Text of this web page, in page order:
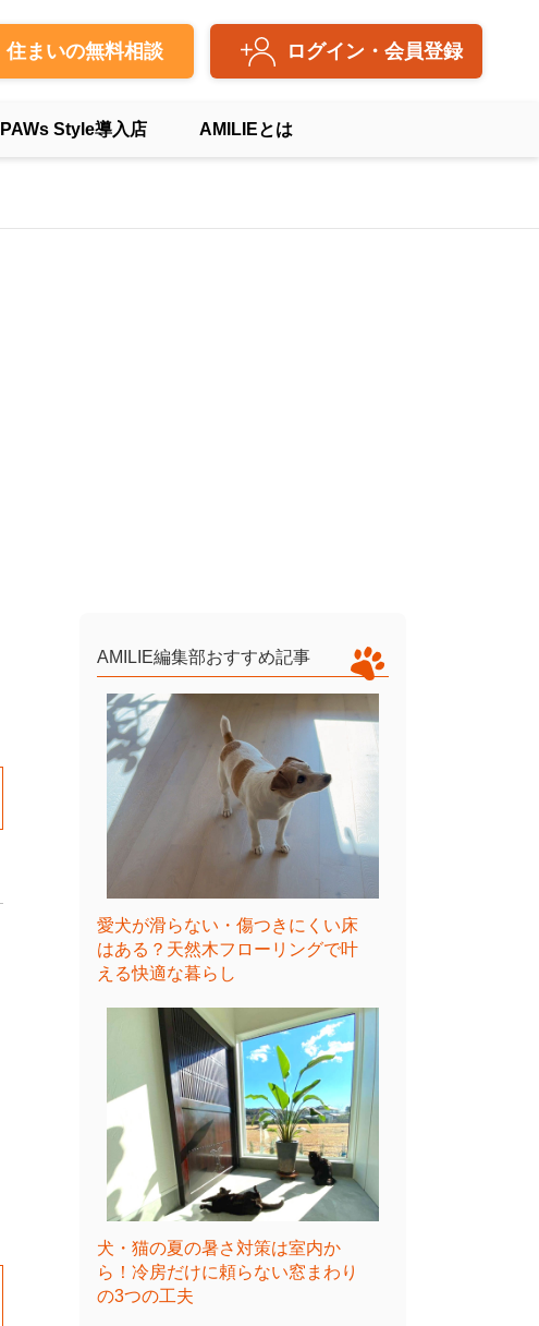
住まいの無料相談 ログイン・会員登録
PAWs Style導入店 AMILIEとは
AMILIE編集部おすすめ記事
愛犬が滑らない・傷つきにくい床
はある？天然木フローリングで叶
える快適な暮らし
犬・猫の夏の暑さ対策は室内か
ら！冷房だけに頼らない窓まわり
の3つの工夫